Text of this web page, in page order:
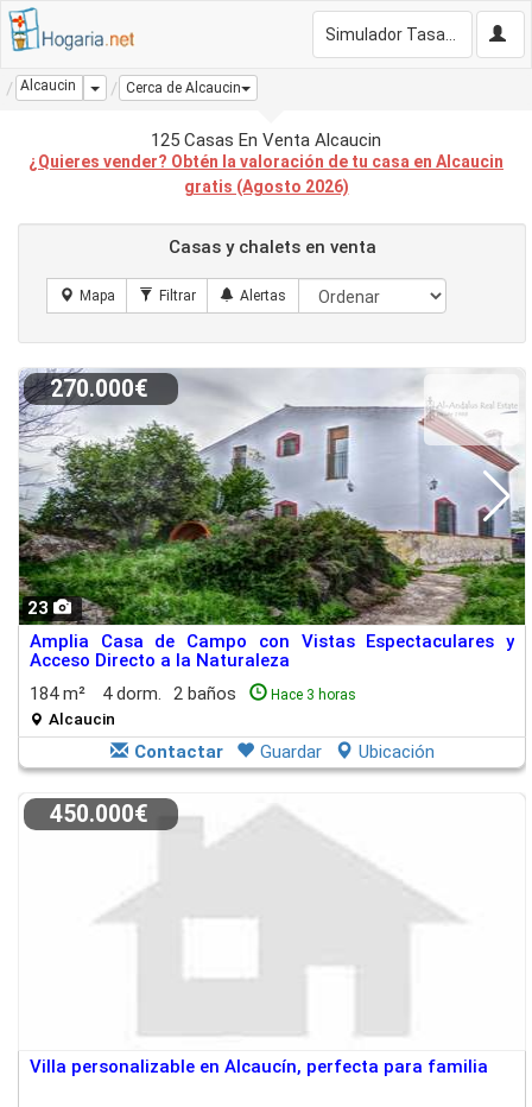
Alcaucin Dropdown
Cerca de Alcaucin
125 Casas En Venta Alcaucin
¿Quieres vender? Obtén la valoración de tu casa en Alcaucin
gratis (Agosto 2026)
Casas y chalets en venta
23
270.000€
Amplia Casa de Campo con Vistas Espectaculares y
Acceso Directo a la Naturaleza
184 m²
4 dorm. 2 baños Hace 3 horas
Alcaucin
Contactar Guardar Ubicación
450.000€
Villa personalizable en Alcaucín, perfecta para familia